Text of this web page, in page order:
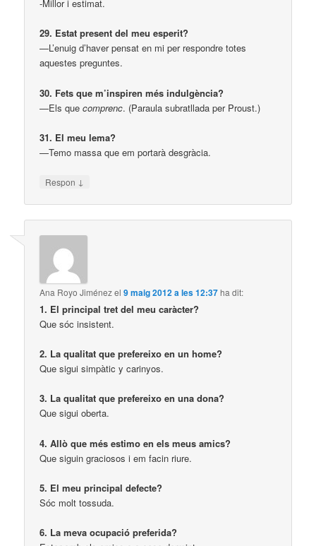
-Millor i estimat.
29. Estat present del meu esperit?
—L’enuig d’haver pensat en mi per respondre totes
aquestes preguntes.
30. Fets que m’inspiren més indulgència?
—Els quecomprenc. (Paraula subratllada per Proust.)
31. El meu lema?
—Temo massa que em portarà desgràcia.
Respon ↓
Ana Royo Jiménezel9 maig 2012 a les 12:37ha dit:
1. El principal tret del meu caràcter?
Que sóc insistent.
2. La qualitat que prefereixo en un home?
Que sigui simpàtic y carinyos.
3. La qualitat que prefereixo en una dona?
Que sigui oberta.
4. Allò que més estimo en els meus amics?
Que siguin graciosos i em facin riure.
5. El meu principal defecte?
Sóc molt tossuda.
6. La meva ocupació preferida?